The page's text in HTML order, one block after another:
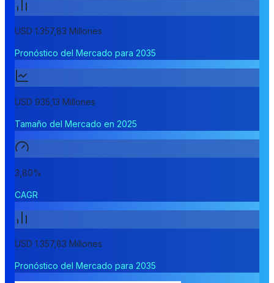
USD 1.357,83 Millones
Pronóstico del Mercado para 2035
USD 935,13 Millones
Tamaño del Mercado en 2025
3,80%
CAGR
USD 1.357,83 Millones
Pronóstico del Mercado para 2035